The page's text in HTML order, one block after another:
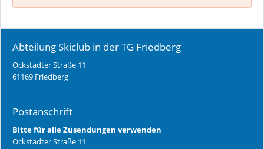
Abteilung Skiclub in der TG Friedberg
Ockstädter Straße 11
61169 Friedberg
Postanschrift
Bitte für alle Zusendungen verwenden
Ockstädter Straße 11